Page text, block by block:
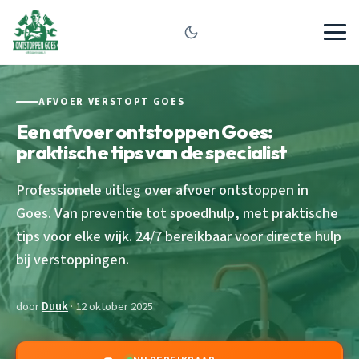
AFVOER VERSTOPT GOES
Een afvoer ontstoppen Goes:
praktische tips van de specialist
Professionele uitleg over afvoer ontstoppen in
Goes. Van preventie tot spoedhulp, met praktische
tips voor elke wijk. 24/7 bereikbaar voor directe hulp
bij verstoppingen.
doorDuuk· 12 oktober 2025